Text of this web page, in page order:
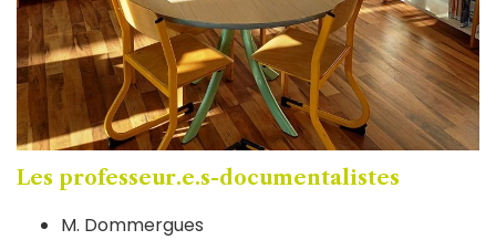
Les professeur.e.s-documentalistes
M. Dommergues